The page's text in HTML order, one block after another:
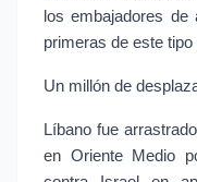
los embajadores
primeras de este tipo
Un millón de
Líbano fue
en Oriente Medio